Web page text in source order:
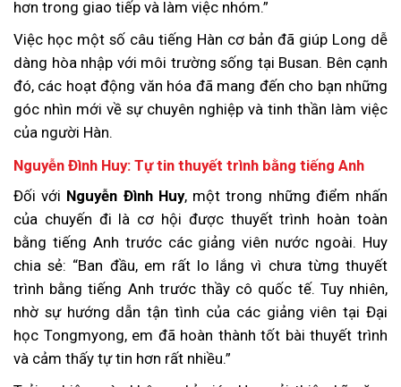
hơn trong giao tiếp và làm việc nhóm.”
Việc học một số câu tiếng Hàn cơ bản đã giúp Long dễ
dàng hòa nhập với môi trường sống tại Busan. Bên cạnh
đó, các hoạt động văn hóa đã mang đến cho bạn những
góc nhìn mới về sự chuyên nghiệp và tinh thần làm việc
của người Hàn.
Nguyễn Đình Huy: Tự tin thuyết trình bằng tiếng Anh
Đối với Nguyễn Đình Huy, một trong những điểm nhấn
của chuyến đi là cơ hội được thuyết trình hoàn toàn
bằng tiếng Anh trước các giảng viên nước ngoài. Huy
chia sẻ: “Ban đầu, em rất lo lắng vì chưa từng thuyết
trình bằng tiếng Anh trước thầy cô quốc tế. Tuy nhiên,
nhờ sự hướng dẫn tận tình của các giảng viên tại Đại
học Tongmyong, em đã hoàn thành tốt bài thuyết trình
và cảm thấy tự tin hơn rất nhiều.”